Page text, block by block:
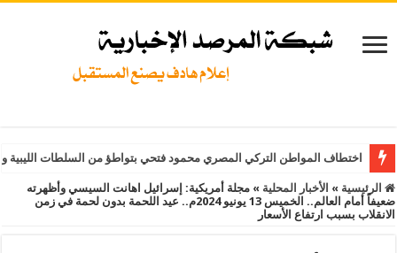
اختطاف المواطن التركي المصري محمود فتحي بتواطؤ من السلطات
الرئيسية » الأخبار المحلية » مجلة أمريكية: إسرائيل اهانت السيسي وأظهرته
ضعيفاً أمام العالم.. الخميس 13 يونيو 2024م.. عيد اللحمة بدون لحمة في زمن
الانقلاب بسبب ارتفاع الأسعار